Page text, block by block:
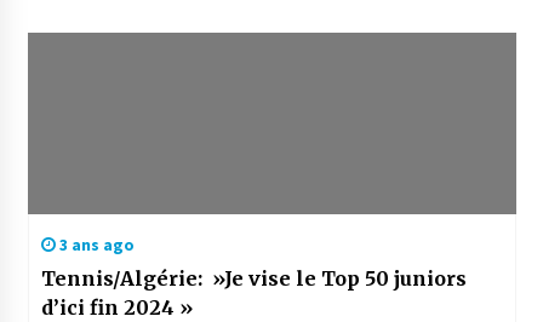
3 ans ago
Tennis/Algérie: »Je vise le Top 50 juniors
d’ici fin 2024 »